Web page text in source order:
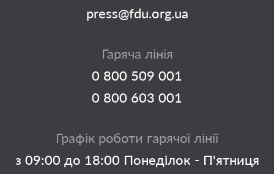
press@fdu.org.ua
Гаряча лінія
0 800 509 001
0 800 603 001
Графік роботи гарячої лінії
з 09:00 до 18:00 Понеділок - П'ятниця